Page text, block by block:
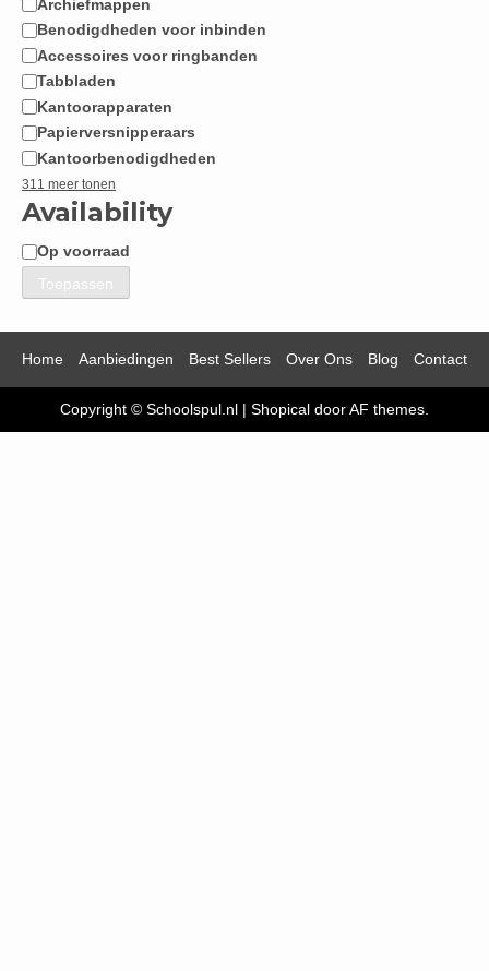
Archiefmappen
Benodigdheden voor inbinden
Accessoires voor ringbanden
Tabbladen
Kantoorapparaten
Papierversnipperaars
Kantoorbenodigdheden
311 meer tonen
Availability
Beschikbaarheid
Op voorraad
Toepassen
Home Aanbiedingen Best Sellers Over Ons Blog Contact
Copyright © Schoolspul.nl | Shopical door AF themes.